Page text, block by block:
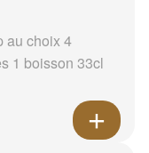
au choix 4
1 boisson 33cl